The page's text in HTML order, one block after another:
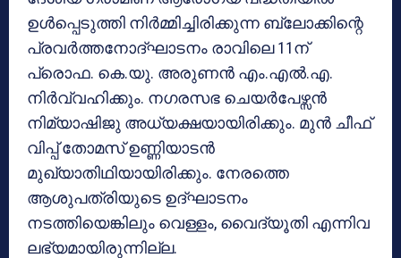
ഉള്‍പ്പെടുത്തി നിര്‍മ്മിച്ചിരിക്കുന്ന ബ്ലോക്കിന്റെ
പ്രവര്‍ത്തനോദ്ഘാടനം രാവിലെ 11ന്
പ്രൊഫ. കെ.യു. അരുണന്‍ എം.എല്‍.എ.
നിര്‍വ്വഹിക്കും. നഗരസഭ ചെയര്‍പേഴ്സന്‍
നിമ്യാഷിജു അധ്യക്ഷയായിരിക്കും. മുന്‍ ചീഫ്
വിപ്പ് തോമസ് ഉണ്ണിയാടന്‍
മുഖ്യാതിഥിയായിരിക്കും. നേരത്തെ
ആശുപത്രിയുടെ ഉദ്ഘാടനം
നടത്തിയെങ്കിലും വെള്ളം, വൈദ്യൂതി എന്നിവ
ലഭ്യമായിരുന്നില്ല.